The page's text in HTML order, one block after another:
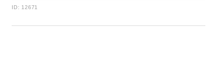
ID: 12671